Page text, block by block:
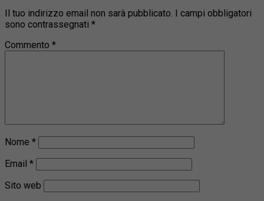
Il tuo indirizzo email non sarà pubblicato. I campi obbligatori
sono contrassegnati *
Commento *
Nome *
Email *
Sito web